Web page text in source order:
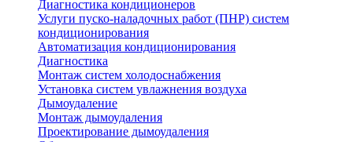
Диагностика кондиционеров
Услуги пуско-наладочных работ (ПНР) систем
кондиционирования
Автоматизация кондиционирования
Диагностика
Монтаж систем холодоснабжения
Установка систем увлажнения воздуха
Дымоудаление
Монтаж дымоудаления
Проектирование дымоудаления